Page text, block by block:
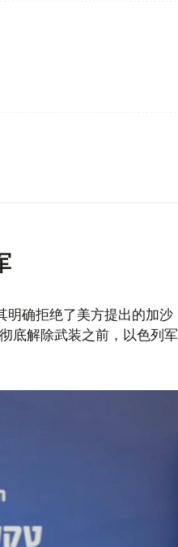
明确拒绝了美方提出的加沙
底解除武装之前，以色列军